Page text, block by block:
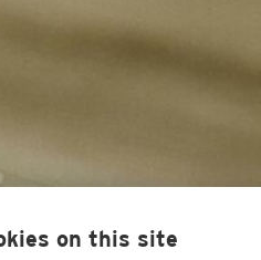
on this site